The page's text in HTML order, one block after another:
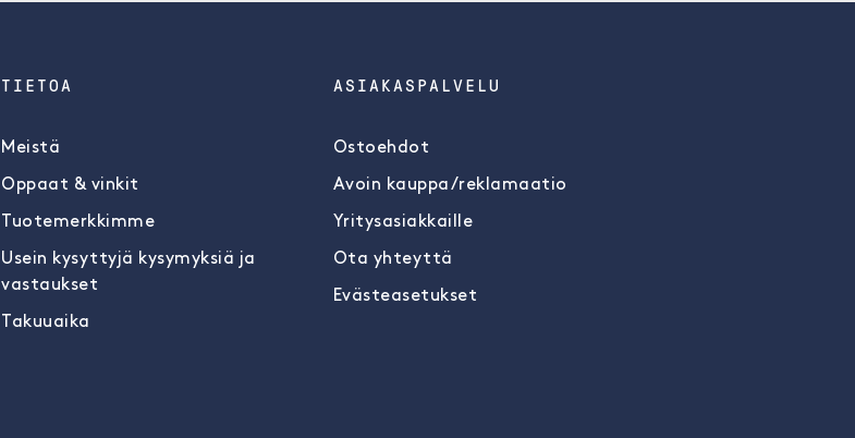
TIETOA
Meistä
Oppaat & vinkit
Tuotemerkkimme
Usein kysyttyjä kysymyksiä ja
vastaukset
Takuuaika
ASIAKASPALVELU
Ostoehdot
Avoin kauppa/reklamaatio
Yritysasiakkaille
Ota yhteyttä
Evästeasetukset